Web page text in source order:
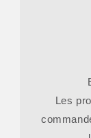
Les